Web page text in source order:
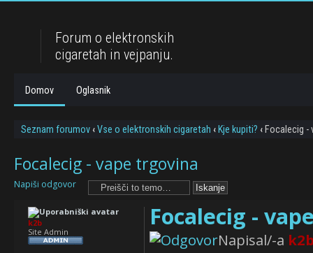
Forum o elektronskih
cigaretah in vejpanju.
Domov Oglasnik
Seznam forumov ‹Vse o elektronskih cigaretah ‹ Kje kupiti? ‹ Focalecig -
Focalecig - vape trgovina
Napiši odgovor
Focalecig -
Napisal/-a
k2b
Site Admin